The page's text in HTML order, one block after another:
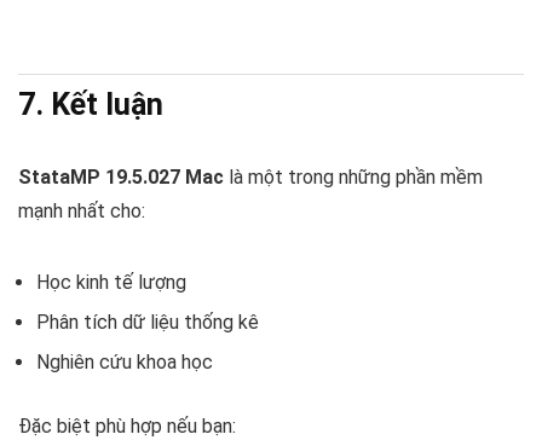
7. Kết luận
StataMP 19.5.027 Mac là một trong những phần mềm
mạnh nhất cho:
Học kinh tế lượng
Phân tích dữ liệu thống kê
Nghiên cứu khoa học
Đặc biệt phù hợp nếu bạn: